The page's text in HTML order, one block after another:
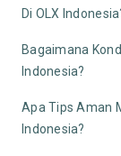
Di OLX
Bagaimana
Indonesia?
Apa Tips Aman
Indonesia?